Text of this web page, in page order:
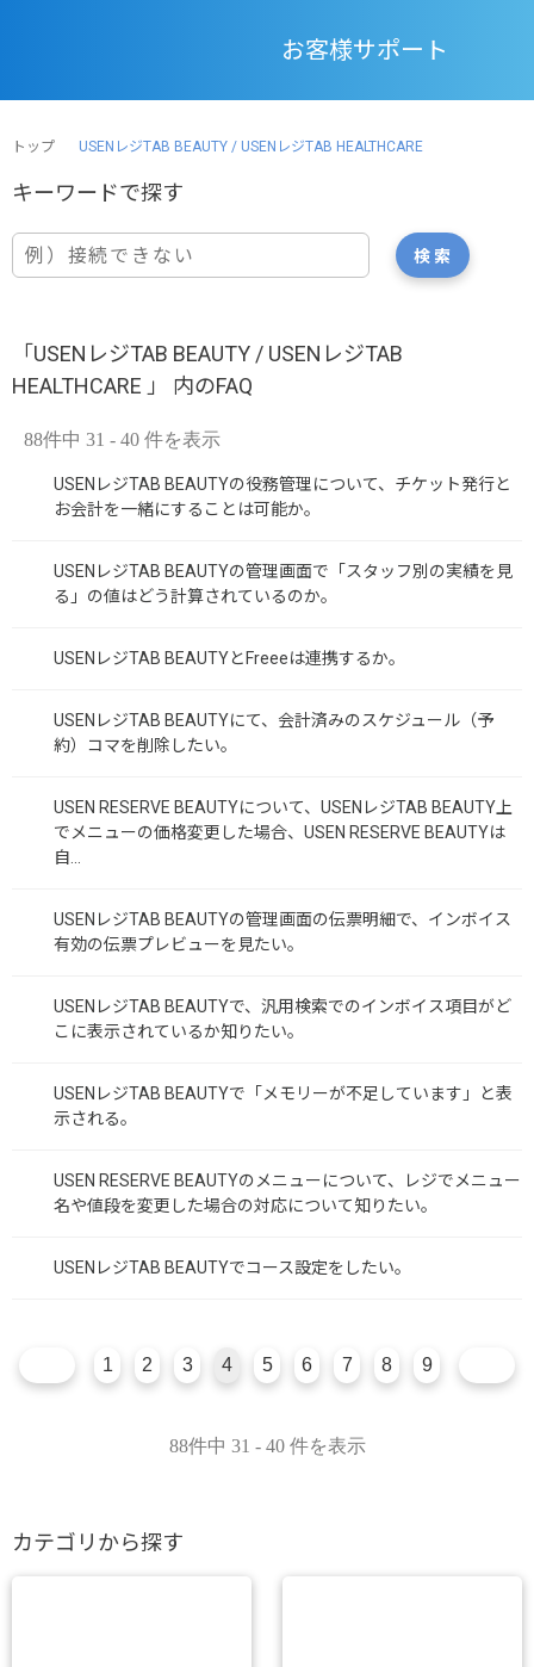
お客様サポート
トップ USENレジTAB BEAUTY / USENレジTAB HEALTHCARE
「USENレジTAB BEAUTY / USENレジTAB
HEALTHCARE 」 内のFAQ
88件中 31 - 40 件を表示
USENレジTAB BEAUTYの役務管理について、チケット発行と
お会計を一緒にすることは可能か。
USENレジTAB BEAUTYの管理画面で「スタッフ別の実績を見
る」の値はどう計算されているのか。
USENレジTAB BEAUTYとFreeeは連携するか。
USENレジTAB BEAUTYにて、会計済みのスケジュール（予
約）コマを削除したい。
USEN RESERVE BEAUTYについて、USENレジTAB BEAUTY上
でメニューの価格変更した場合、USEN RESERVE BEAUTYは
自...
USENレジTAB BEAUTYの管理画面の伝票明細で、インボイス
有効の伝票プレビューを見たい。
USENレジTAB BEAUTYで、汎用検索でのインボイス項目がど
こに表示されているか知りたい。
USENレジTAB BEAUTYで「メモリーが不足しています」と表
示される。
USEN RESERVE BEAUTYのメニューについて、レジでメニュー
名や値段を変更した場合の対応について知りたい。
USENレジTAB BEAUTYでコース設定をしたい。
88件中 31 - 40 件を表示
1 2 3 4 5 6 7 8 9
カテゴリから探す